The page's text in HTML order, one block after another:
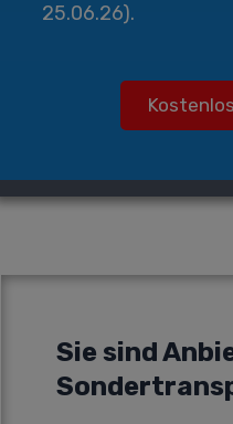
25.06.26).
Sie sind